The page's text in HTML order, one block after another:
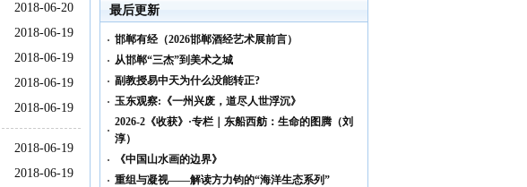
2018-06-20
2018-06-19
2018-06-19
2018-06-19
2018-06-19
2018-06-19
2018-06-19
最后更新
邯郸有经（2026邯郸酒经艺术展前言）
从邯郸“三杰”到美术之城
副教授易中天为什么没能转正?
玉东观察:《一州兴废，道尽人世浮沉》
2026-2《收获》·专栏｜东船西舫：生命的图腾（刘
淳）
《中国山水画的边界》
重组与凝视——解读方力钧的“海洋生态系列”